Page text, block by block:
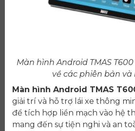
Màn hình Android TMAS
về các phiên bản và
Màn hình Android TMAS
giải trí và hỗ trợ lái xe thông
để tích hợp liền mạch vào hệ
mang đến sự tiện nghi và an